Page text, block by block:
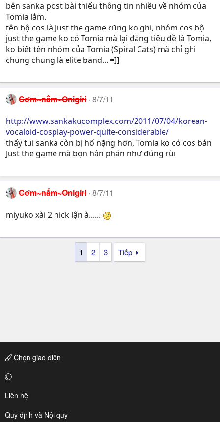
bên sanka post bài thiếu thông tin nhiều về nhóm của
Tomia lắm.
tên bộ cos là Just the game cũng ko ghi, nhóm cos bộ
just the game ko có Tomia mà lại đăng tiêu đề là Tomia,
ko biết tên nhóm của Tomia (Spiral Cats) mà chỉ ghi
chung chung là elite band... =]]
Cơm~nắm~Onigiri 8/7/11
http://www.sankakucomplex.com/2011/07/04/korean-
vocaloid-cosplay-power-quite-considerable/
thấy tui sanka còn bị hố nặng hơn, Tomia ko có cos bản
Just the game mà bọn hắn phán như đúng rùi
Cơm~nắm~Onigiri 8/7/11
miyuko xài 2 nick lận à......
1 2 3 Tiếp
Chọn giao diện
Liên hệ
Quy định và Nội quy